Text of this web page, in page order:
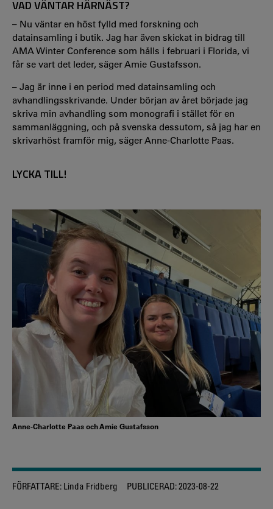
VAD VÄNTAR HÄRNÄST?
– Nu väntar en höst fylld med forskning och
datainsamling i butik. Jag har även skickat in bidrag till
AMA Winter Conference som hålls i februari i Florida, vi
får se vart det leder, säger Amie Gustafsson.
– Jag är inne i en period med datainsamling och
avhandlingsskrivande. Under början av året började jag
skriva min avhandling som monografi i stället för en
sammanläggning, och på svenska dessutom, så jag har en
skrivarhöst framför mig, säger Anne-Charlotte Paas.
LYCKA TILL!
Anne-Charlotte Paas och Amie Gustafsson
FÖRFATTARE: Linda Fridberg PUBLICERAD:2023-08-22